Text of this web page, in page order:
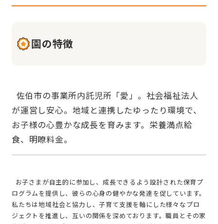
園の特徴
が運営し安心。地域と連携したゆったり環境で、
お子様の心豊かな成長を育みます。栄養満点給
ログラムを提供し、彼らの心身の健やかな発達を促しています。
私たちは地域社会と協力し、子育て支援を軸にした様々なプロ
ジェクトを推進し、互いの関係を深めております。職員とその家